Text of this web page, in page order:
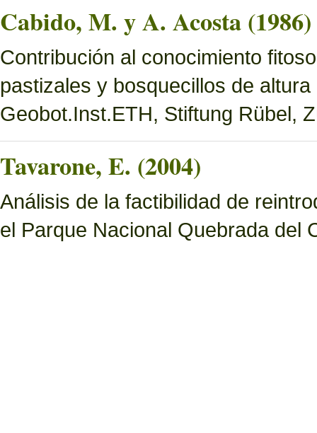
Cabido, M. y A. Acosta (1986)
Contribución al conocimiento
pastizales y bosquecillos de
Geobot.Inst.ETH, Stiftung Rübel,
Tavarone, E. (2004)
Análisis de la factibilidad de
el Parque Nacional Quebrada del